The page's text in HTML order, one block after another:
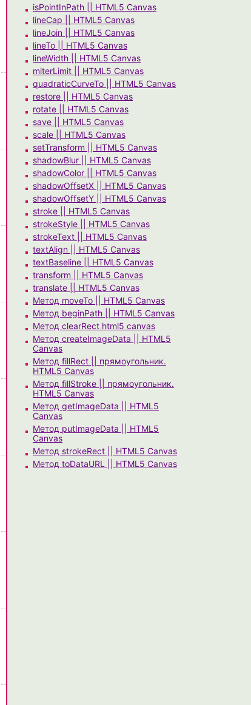
isPointInPath || HTML5 Canvas
lineCap || HTML5 Canvas
lineJoin || HTML5 Canvas
lineTo || HTML5 Canvas
lineWidth || HTML5 Canvas
miterLimit || HTML5 Canvas
quadraticCurveTo || HTML5 Canvas
restore || HTML5 Canvas
rotate || HTML5 Canvas
save || HTML5 Canvas
scale || HTML5 Canvas
setTransform || HTML5 Canvas
shadowBlur || HTML5 Canvas
shadowColor || HTML5 Canvas
shadowOffsetX || HTML5 Canvas
shadowOffsetY || HTML5 Canvas
stroke || HTML5 Canvas
strokeStyle || HTML5 Canvas
strokeText || HTML5 Canvas
textAlign || HTML5 Canvas
textBaseline || HTML5 Canvas
transform || HTML5 Canvas
translate || HTML5 Canvas
Метод moveTo || HTML5 Canvas
Метод beginPath || HTML5 Canvas
Метод clearRect html5 canvas
Метод createImageData || HTML5
Canvas
Метод fillRect || прямоугольник.
HTML5 Canvas
Метод fillStroke || прямоугольник.
HTML5 Canvas
Метод getImageData || HTML5
Canvas
Метод putImageData || HTML5
Canvas
Метод strokeRect || HTML5 Canvas
Метод toDataURL || HTML5 Canvas